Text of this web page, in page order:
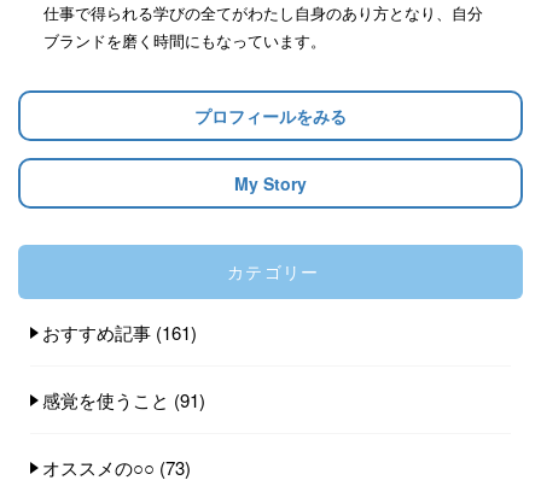
仕事で得られる学びの全てがわたし自身のあり方となり、自分
ブランドを磨く時間にもなっています。
プロフィールをみる
My Story
カテゴリー
おすすめ記事 (161)
感覚を使うこと (91)
オススメの○○ (73)